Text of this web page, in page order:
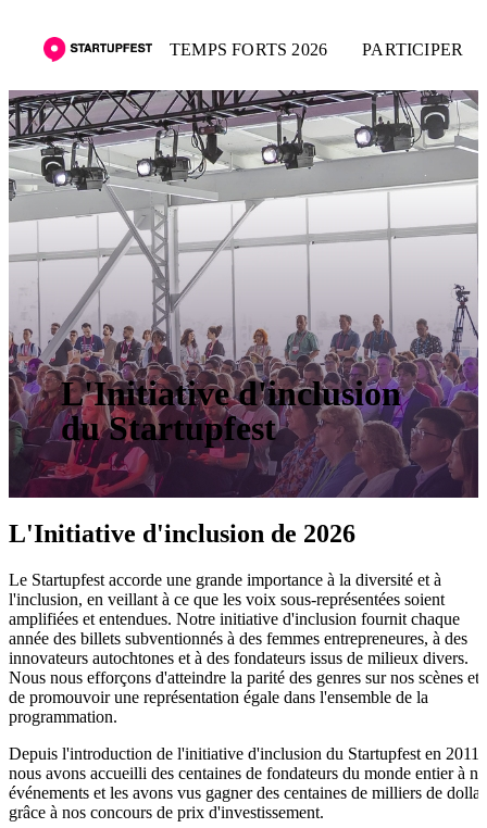
TEMPS FORTS 2026 PARTICIPER
L'Initiative d'inclusion
du Startupfest
L'Initiative d'inclusion de 2026
Le Startupfest accorde une grande importance à la diversité et à
l'inclusion, en veillant à ce que les voix sous-représentées soient
amplifiées et entendues. Notre initiative d'inclusion fournit chaque
année des billets subventionnés à des femmes entrepreneures, à des
innovateurs autochtones et à des fondateurs issus de milieux divers.
Nous nous efforçons d'atteindre la parité des genres sur nos scènes et
de promouvoir une représentation égale dans l'ensemble de la
programmation.
Depuis l'introduction de l'initiative d'inclusion du Startupfest en 2011,
nous avons accueilli des centaines de fondateurs du monde entier à
événements et les avons vus gagner des centaines de milliers de
grâce à nos concours de prix d'investissement.